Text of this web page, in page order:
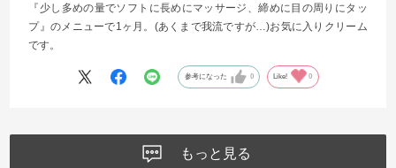
『少し多めの量でソフトに長めにマッサージ、締めに目の周りにタッ
プ』のメニューで1ヶ月。(あくまで我流ですが…)お気に入りクリーム
です。
参考になった 0 Like! 0
もっと見る